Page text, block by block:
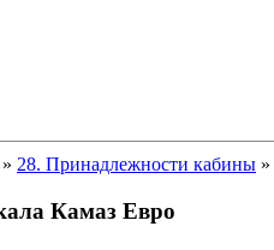
» 28. Принадлежности кабины »
Камаз Евро